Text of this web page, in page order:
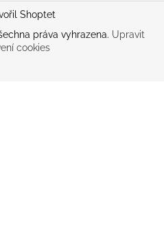
Shoptet
práva vyhrazena. Upravit
cookies